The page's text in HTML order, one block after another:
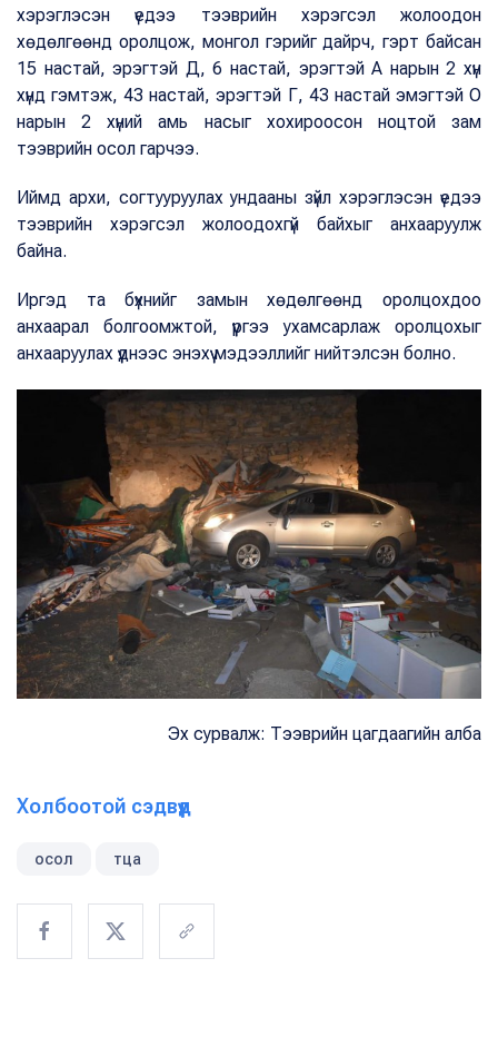
хэрэглэсэн үедээ тээврийн хэрэгсэл жолоодон
хөдөлгөөнд оролцож, монгол гэрийг дайрч, гэрт байсан
15 настай, эрэгтэй Д, 6 настай, эрэгтэй А нарын 2 хүн
хүнд гэмтэж, 43 настай, эрэгтэй Г, 43 настай эмэгтэй О
нарын 2 хүний амь насыг хохироосон ноцтой зам
тээврийн осол гарчээ.
Иймд архи, согтууруулах ундааны зүйл хэрэглэсэн үедээ
тээврийн хэрэгсэл жолоодохгүй байхыг анхааруулж
байна.
Иргэд та бүхнийг замын хөдөлгөөнд оролцохдоо
анхаарал болгоомжтой, үүргээ ухамсарлаж оролцохыг
анхааруулах үүднээс энэхүү мэдээллийг нийтэлсэн болно.
Эх сурвалж: Тээврийн цагдаагийн алба
Холбоотой сэдвүүд
осол тца